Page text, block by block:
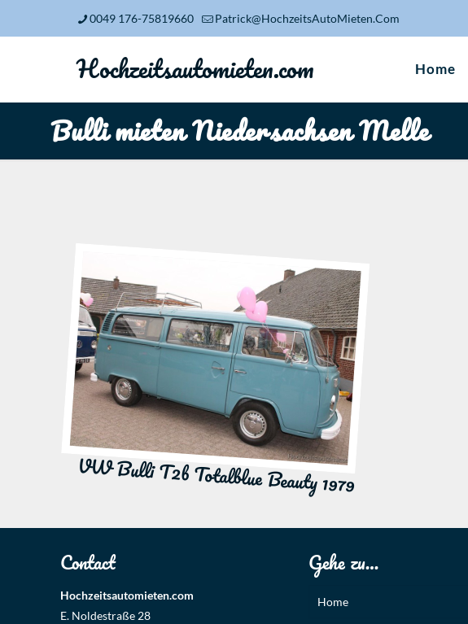
0049 176-75819660 Patrick@HochzeitsAutoMieten.Com
Hochzeitsautomieten.com Home
Bulli mieten Niedersachsen Melle
VW Bulli T2b Totalblue Beauty 1979
Contact
Hochzeitsautomieten.com
E. Noldestraße 28
Gehe zu…
Home